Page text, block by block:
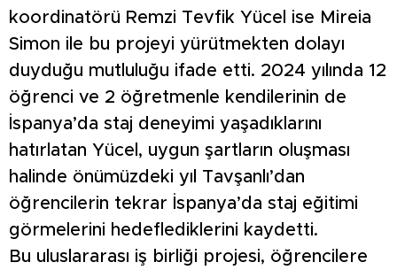
koordinatörü Remzi Tevfik Yücel ise Mireia
Simon ile bu projeyi yürütmekten dolayı
duyduğu mutluluğu ifade etti. 2024 yılında 12
öğrenci ve 2 öğretmenle kendilerinin de
İspanya’da staj deneyimi yaşadıklarını
hatırlatan Yücel, uygun şartların oluşması
halinde önümüzdeki yıl Tavşanlı’dan
öğrencilerin tekrar İspanya’da staj eğitimi
görmelerini hedeflediklerini kaydetti.
Bu uluslararası iş birliği projesi, öğrencilere